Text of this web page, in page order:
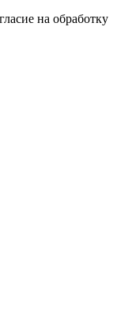
на обработку